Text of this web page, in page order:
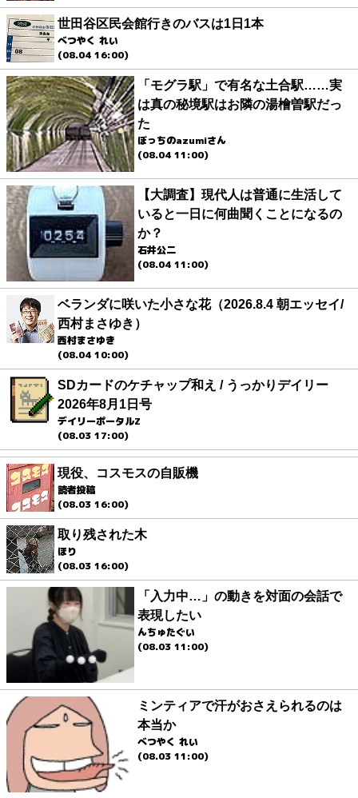
世田谷区民会館行きのバスは1日1本
べつやく れい
(08.04 16:00)
「モグラ駅」で有名な土合駅……実
は真の秘境駅はお隣の湯檜曽駅だっ
た
ぼっちのazumiさん
(08.04 11:00)
【大調査】現代人は普通に生活して
いると一日に何曲聞くことになるの
か？
石井公二
(08.04 11:00)
ベランダに咲いた小さな花（2026.8.4 朝エッセイ/
西村まさゆき）
西村まさゆき
(08.04 10:00)
SDカードのケチャップ和え / うっかりデイリー
2026年8月1日号
デイリーポータルZ
(08.03 17:00)
現役、コスモスの自販機
読者投稿
(08.03 16:00)
取り残された木
ほり
(08.03 16:00)
「入力中…」の動きを対面の会話で
表現したい
んちゅたぐい
(08.03 11:00)
ミンティアで汗がおさえられるのは
本当か
べつやく れい
(08.03 11:00)